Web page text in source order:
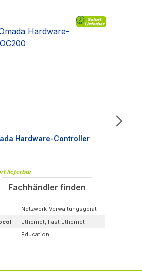
Hardware-Controller
lieferbar
Fachhändler finden
Netzwerk-Verwaltungsgerät
Ethernet, Fast Ethernet
Education